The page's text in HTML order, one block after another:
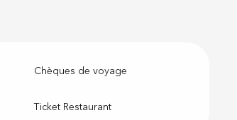
Chèques de voyage
Ticket Restaurant